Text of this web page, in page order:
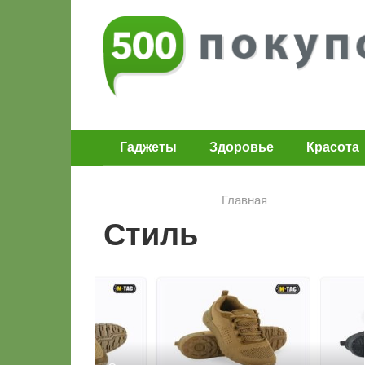
Гаджеты Здоровье Красота
Главная
Стиль